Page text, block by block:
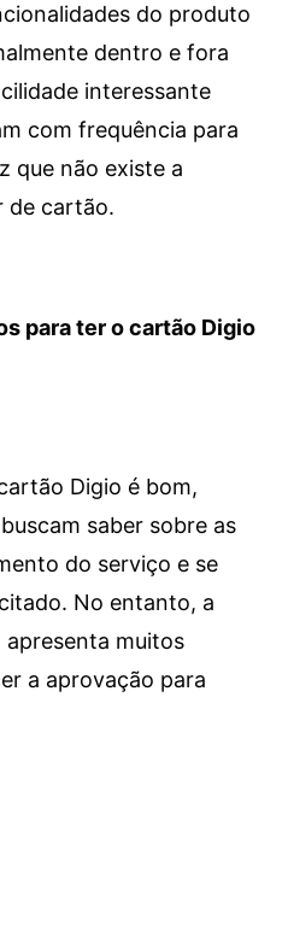
do produto
dentro e fora
interessante
com frequência para
que não existe a
de cartão.
para ter o cartão Digio
Digio é bom,
saber sobre as
do serviço e se
No entanto, a
muitos
a aprovação para